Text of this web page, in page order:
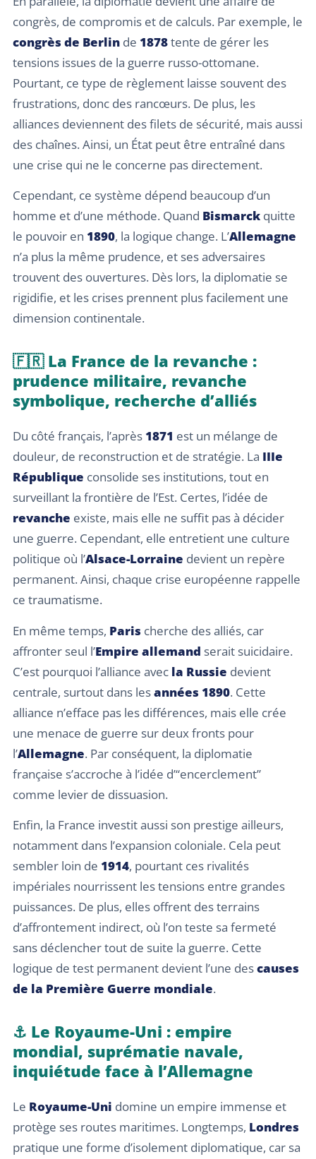
congrès, de compromis et de calculs. Par exemple, le
congrès de Berlin de 1878tente de gérer les
tensions issues de la guerre russo-ottomane.
Pourtant, ce type de règlement laisse souvent des
frustrations, donc des rancœurs. De plus, les
alliances deviennent des filets de sécurité, mais aussi
des chaînes. Ainsi, un État peut être entraîné dans
une crise qui ne le concerne pas directement.
Cependant, ce système dépend beaucoup d’un
homme et d’une méthode. Quand Bismarck quitte
le pouvoir en 1890, la logique change. L’Allemagne
n’a plus la même prudence, et ses adversaires
trouvent des ouvertures. Dès lors, la diplomatie se
rigidifie, et les crises prennent plus facilement une
dimension continentale.
🇫🇷 La France de la revanche :
prudence militaire, revanche
symbolique, recherche d’alliés
Du côté français, l’après 1871 est un mélange de
douleur, de reconstruction et de stratégie. La IIIe
République consolide ses institutions, tout en
surveillant la frontière de l’Est. Certes, l’idée de
revanche existe, mais elle ne suffit pas à décider
une guerre. Cependant, elle entretient une culture
politique où l’Alsace-Lorraine devient un repère
permanent. Ainsi, chaque crise européenne rappelle
ce traumatisme.
En même temps, Paris cherche des alliés, car
affronter seul l’Empire allemand serait suicidaire.
C’est pourquoi l’alliance avec la Russie devient
centrale, surtout dans lesannées 1890. Cette
alliance n’efface pas les différences, mais elle crée
une menace de guerre sur deux fronts pour
l’Allemagne. Par conséquent, la diplomatie
française s’accroche à l’idée d’“encerclement”
comme levier de dissuasion.
Enfin, la France investit aussi son prestige ailleurs,
notamment dans l’expansion coloniale. Cela peut
sembler loin de 1914, pourtant ces rivalités
impériales nourrissent les tensions entre grandes
puissances. De plus, elles offrent des terrains
d’affrontement indirect, où l’on teste sa fermeté
sans déclencher tout de suite la guerre. Cette
logique de test permanent devient l’une descauses
de la Première Guerre mondiale.
⚓ Le Royaume-Uni : empire
mondial, suprématie navale,
inquiétude face à l’Allemagne
Le Royaume-Uni domine un empire immense et
protège ses routes maritimes. Longtemps, Londres
pratique une forme d’isolement diplomatique, car sa